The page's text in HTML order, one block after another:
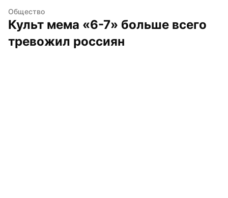
Общество
Культ мема «6-7» больше всего
тревожил россиян